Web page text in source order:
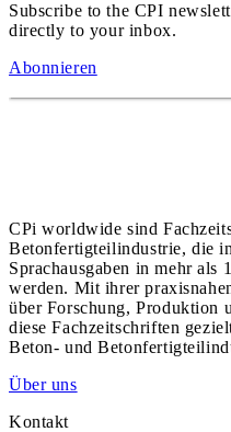
Subscribe to the CPI
directly to your inbox.
Abonnieren
CPi worldwide sind
Betonfertigteilindustrie, die
Sprachausgaben in mehr
werden. Mit ihrer
über Forschung, Produktion
diese Fachzeitschriften
Beton- und
Über uns
Kontakt